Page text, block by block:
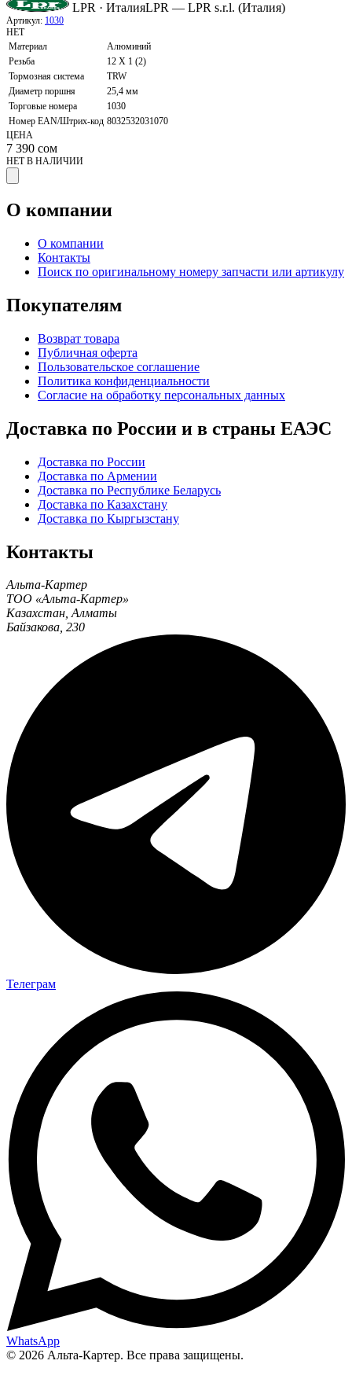
LPR · ИталияLPR — LPR s.r.l. (Италия)
Артикул: 1030
НЕТ
Материал
Алюминий
Резьба
12 X 1 (2)
Тормозная система
TRW
Диаметр поршня
25,4 мм
Торговые номера
1030
Номер EAN/Штрих-код 8032532031070
ЦЕНА
7 390 сом
НЕТ В НАЛИЧИИ
О компании
О компании
Контакты
Поиск по оригинальному номеру запчасти или артикулу
Покупателям
Возврат товара
Публичная оферта
Пользовательское соглашение
Политика конфиденциальности
Согласие на обработку персональных данных
Доставка по России и в страны ЕАЭС
Доставка по России
Доставка по Армении
Доставка по Республике Беларусь
Доставка по Казахстану
Доставка по Кыргызстану
Контакты
Альта-Картер
ТОО «Альта-Картер»
Казахстан,Алматы
Байзакова, 230
Телеграм
WhatsApp
© 2026 Альта-Картер. Все права защищены.